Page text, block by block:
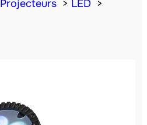
Projecteurs
LED